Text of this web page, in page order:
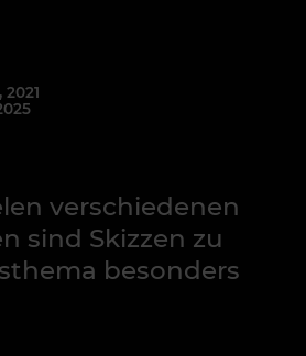
verschiedenen
sind Skizzen zu
besonders